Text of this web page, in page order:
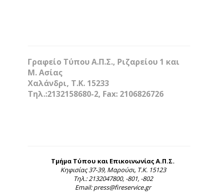
Γραφείο Τύπου Α.Π.Σ., Ριζαρείου 1 και
Μ. Ασίας
Χαλάνδρι, Τ.Κ. 15233
Τηλ.:2132158680-2, Fax: 2106826726
Τμήμα Τύπου και Επικοινωνίας Α.Π.Σ.
Κηφισίας 37-39, Μαρούσι, Τ.Κ. 15123
Τηλ.: 2132047800, -801, -802
Email: press@fireservice.gr